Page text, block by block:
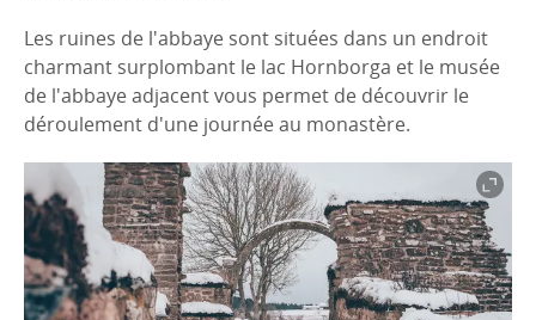
Les ruines de l'abbaye sont situées dans un endroit
charmant surplombant le lac Hornborga et le musée
de l'abbaye adjacent vous permet de découvrir le
déroulement d'une journée au monastère.